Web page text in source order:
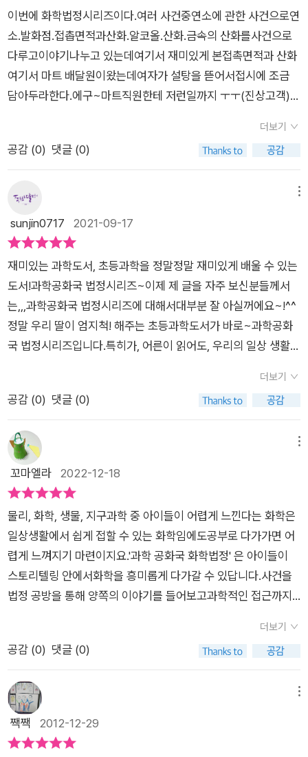
답니다.구성이 지루하지 않아서 가장 좋았네요.재미나도 구성이
지루하면 감점!이번 화학법정 4권은 화학반응 이야기입니다.연
소, 전기/화학, 산/염기, 기타 화학반응 이렇게 크게 4장으로 나
눕니다.왠만한 화학 반응은 있는 것 같습ㄴ디ㅏ.특히 어려운 내용
보다 일상 생활에서 충분히 관찰 가능한 화학반응 내용이 많아서
글씨, 누런 사과 등이 그랬지요. 다른 내용도 마찬가지구요.여러
화학분쟁들을 화학법정을 통해서 정리하는 화학 공화국.흥미로
워보이지요? ^^핸드 드라이어로 머리 말리기???요즘 화장실에
가면 바람으로 손을 말리는 핸드 드라이어가 대부분 있습니다.종
기 나홀로 양은 참 엉뚱한 생각을 했네요.핸드 드라이어로 머리를
핑 광고를 본 후에 구매를 했습니다.하지만 작동을 안하는거에요.
손을 대면 동작하지만 머리카락에는 동작을 안하는거죠.그래서
허위 광고로 홈표핑 측과 싱싱전자를 고소합니다.그리고 재판이
이루어지죠.결과는?와.. 저도 잘 몰랐는데요. 적외선 때문이었습
니다.검은 색은 모든 빛을 흡수하기 때문에 적외선도 흡수 당한것
입니다.검은 머리를 대면 동작을 안하고 그 외에는 동작한다고 하
네요.오~ 오~오리 고기를 담은 은그릇이 까맣게 변했다고???아
에 담아 먹는데요.만약 은그릇에 담아 먹는다면? 게다 유황 오리
라면? 그릇에 검게 변할 각오는 하고 드셔야 한답니다.유황과 은
의 화학반응 작용으로 황화은이라는 검은색 물질이 발생한다고
하네요.이 때문에 고소 당한 식당.그런데 방법은 있죠?바로 암모
니아로 씻어 내면 다시 은과 암모니아로 분해되어 깨끗하게 돌아
온다고 하네요.아하~~~재미나고 신기한 내용들이 참 많아요^^
과학성적 끌어올리기는 조금 더 깊게 들어간 내용이에요.이 부분
까지 이해하면 아마 더 많은 도움이 되리라 생각합니다.원리를 제
대로 이해할 수 있게 도와주는 부분이거든요.10권 한 세트인데,
으로 아이와 직접 현상을 재현해볼 수 있는 실험들을 해봐야겠어
요^^화학. 진작에 저도 좀 재미나게 공부했다면 제 진로가 좀 변
경되었을까요? ^^
는 촛불의 불꽃모양이 달리집니다.지구에는 있으나 달에는 없는
것 바로 중력, 그 결과 달에서는 대류현상이 나타나지 않으면 지
구에 길쭉했던 불꽃모양이 달에서느 동그란 모양이 된답니다. 먹
다남은 주스를 더운 상온 온도에 오래 보관하면 폭발이 일어날수
도 있으며 더운 여름날 자동차에 넣어둔 1회용 라이터로 인해 자
동차가 폭발했다는 뉴스를 종종 접하기도 하지요 또한 짠 음식을
알류미늄 그릇에 담으면 그릇의 부식과 함께 음식물의 변질을 가
에 방지화는 것, 그것이 바로 화학이었던 것입니다. 재미있는
사건사고속 법정 판결을 통해 아이들은 발화점, 대류현상, 적외선
방식, 미생물로 인한 이산화탄소발생, 산성과 염기성의 특징등 화
학적 현상과 용어를 자연스럽게 접하고 되었답니다. 화학법정을
만나면 아이들에게 화학은 더이상 ~~ 어렵지 않아요.궁금증과
호기심으로 과학적 흥미도가 아주 높아진답니다.
이번에 화학법정시리즈이다.여러 사건중연소에 관한 사건으로연
소.발화점.접촙면적과산화.알코올.산화.금속의 산화를사건으로
다루고이야기나누고 있는데여기서 재미있게 본접촉면적과 산화
여기서 마트 배달원이왔는데여자가 설탕을 뜯어서접시에 조금
담아두라한다.에구~마트직원한테 저런일까지 ㅜㅜ(진상고객)마
정신없어졌다.그런데 이때여자가 선풍기를 틀었는데마침 설탕이
있는 곳에바람이 가서설탕가루가 날리면서불이 붙고 말았다.여
구의 잘못일까요?재판장은 누구의 손을들어줄까요?이렇게 재미
열심히화학법정을 열어서토론했어요~^^좋은책 감사합니다 ^^
더보기
공감 (0) 댓글 (0)
sunjin0717 2021-09-17
재미있는 과학도서, 초등과학을 정말정말 재미있게 배울 수 있는
도서!과학공화국 법정시리즈~이제 제 글을 자주 보신분들께서
는,,,과학공화국 법정시리즈에 대해서대부분 잘 아실꺼에요~!^^
정말 우리 딸이 엄지척! 해주는 초등과학도서가 바로~과학공화
국 법정시리즈입니다.특히가, 어른이 읽어도, 우리의 일상 생활
게 되는 시간이에요.이번에 읽은, 과학공화국 화학 법정 4. 화학
반응은크게, 연소에 관한 사건, 전기와 화학에 관한 사건,산과 염
이번에는 우리의 어떤 일상 사건을 통해서재미있게 화학을 알려
줄지~이제는 차례만 봐도 설레이는 시간이 되는 것 같아요.제목
이' 위험한 간장게장'이라고 써있어서눈에 확 들어왔어요~우리
싹싹 비벼먹는 간장게장!없어서 못먹는 간장게장이 왜 위험하냐
구요? 위험한 간장게장이라고 한 이유는 간장게장을 개업하는
식당이배경이 되는 곳이었어요.개업 준비를 위해서 간장게장 알
루미늄 그릇에 담았어요.그런데 이 행동이 식품안전에 위배되는
사항이라며 가게 오픈이연기가 되는 일이 생긴 것이죠.간장게장
을 쓰기 편한 알루미늄 그릇에 담기만 했는데왜 이것이 위배되는
행동이었을까요?엄마도 같이 읽으면서 정말 생각지도 못했던 행
하게 알루미늄 그릇도 많이 쓰거든요.위험한 간장게장이 되었던
이유는 간장게장처럼소금이 많이 들어간 짠 음식은 절대로알루
미늄 그릇에 담으면 안된다고 하네요.왜나하면 알루미늄은 산소
와 화합하면 산화알루미늄의 막이 생겨서알루미늄 그릇이 부식
더보기
공감 (0) 댓글 (0)
꼬마엘라 2022-12-18
물리, 화학, 생물, 지구과학 중 아이들이 어렵게 느낀다는 화학은
일상생활에서 쉽게 접할 수 있는 화학임에도공부로 다가가면 어
렵게 느껴지기 마련이지요.'과학 공화국 화학법정' 은 아이들이
스토리텔링 안에서화학을 흥미롭게 다가갈 수 있답니다.사건을
법정 공방을 통해 양쪽의 이야기를 들어보고과학적인 접근까지
미롭게 다가가는 방법을 자연스럽게 익힐 수 있더라고요.교과과
정에서 아이들이 한 가지 주제로 '토론' 활동을 자주 접하게 되는
에서 양 측의 주장으로 읽다 보면토론하는 방법을 자연스레 익히
게 되네요. 과학공화국은 '사건 속으로'를 사건을 소개하고 '화학
법정' 에서양 측의 의견을 들어보는 구성으로 전개된답니다.'과학
더보기
공감 (0) 댓글 (0)
짹짹 2012-12-29